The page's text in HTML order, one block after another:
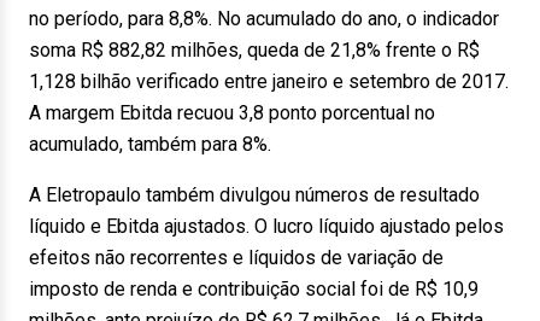
no período, para 8,8%. No acumulado do ano, o indicador
soma R$ 882,82 milhões, queda de 21,8% frente o R$
1,128 bilhão verificado entre janeiro e setembro de 2017.
A margem Ebitda recuou 3,8 ponto porcentual no
acumulado, também para 8%.
A Eletropaulo também divulgou números de resultado
líquido e Ebitda ajustados. O lucro líquido ajustado pelos
efeitos não recorrentes e líquidos de variação de
imposto de renda e contribuição social foi de R$ 10,9